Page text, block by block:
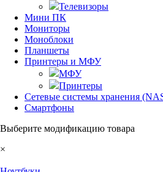
Телевизоры
Мини ПК
Мониторы
Моноблоки
Планшеты
Принтеры и МФУ
МФУ
Принтеры
Сетевые системы хранения
Смартфоны
Выберите модификацию товара
×